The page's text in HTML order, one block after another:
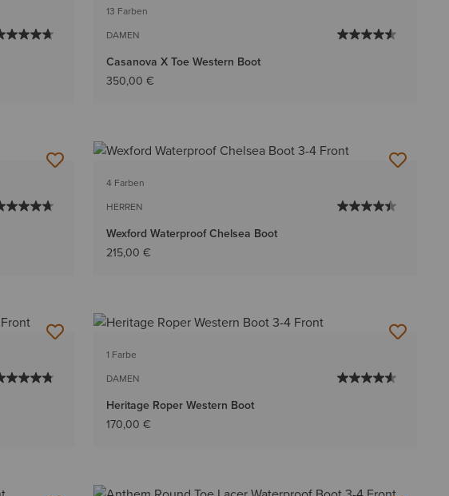
13 Farben
DAMEN
Casanova X Toe Western Boot
350,00 €
4 Farben
HERREN
Wexford Waterproof Chelsea Boot
215,00 €
1 Farbe
DAMEN
Heritage Roper Western Boot
170,00 €